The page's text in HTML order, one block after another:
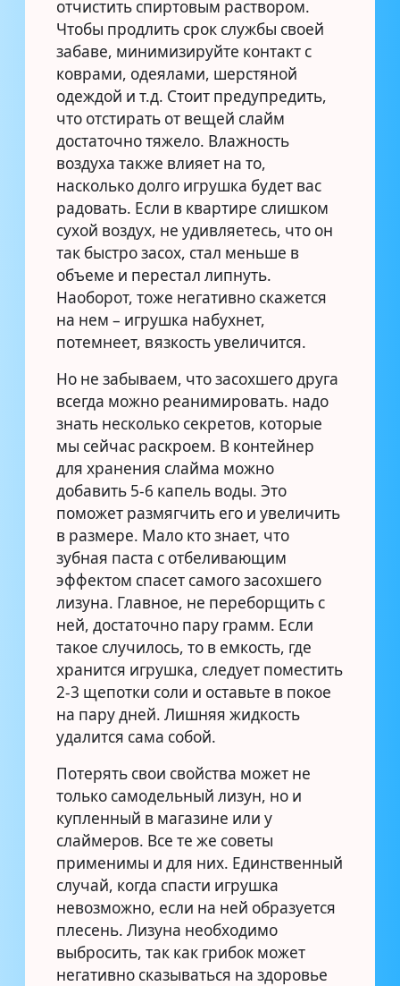
отчистить спиртовым раствором.
Чтобы продлить срок службы своей
забаве, минимизируйте контакт с
коврами, одеялами, шерстяной
одеждой и т.д. Стоит предупредить,
что отстирать от вещей слайм
достаточно тяжело. Влажность
воздуха также влияет на то,
насколько долго игрушка будет вас
радовать. Если в квартире слишком
сухой воздух, не удивляетесь, что он
так быстро засох, стал меньше в
объеме и перестал липнуть.
Наоборот, тоже негативно скажется
на нем – игрушка набухнет,
потемнеет, вязкость увеличится.
Но не забываем, что засохшего друга
всегда можно реанимировать. надо
знать несколько секретов, которые
мы сейчас раскроем. В контейнер
для хранения слайма можно
добавить 5-6 капель воды. Это
поможет размягчить его и увеличить
в размере. Мало кто знает, что
зубная паста с отбеливающим
эффектом спасет самого засохшего
лизуна. Главное, не переборщить с
ней, достаточно пару грамм. Если
такое случилось, то в емкость, где
хранится игрушка, следует поместить
2-3 щепотки соли и оставьте в покое
на пару дней. Лишняя жидкость
удалится сама собой.
Потерять свои свойства может не
только самодельный лизун, но и
купленный в магазине или у
слаймеров. Все те же советы
применимы и для них. Единственный
случай, когда спасти игрушка
невозможно, если на ней образуется
плесень. Лизуна необходимо
выбросить, так как грибок может
негативно сказываться на здоровье